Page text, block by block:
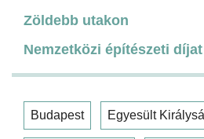
Zöldebb utakon
Nemzetközi építészeti
Budapest Egyesült